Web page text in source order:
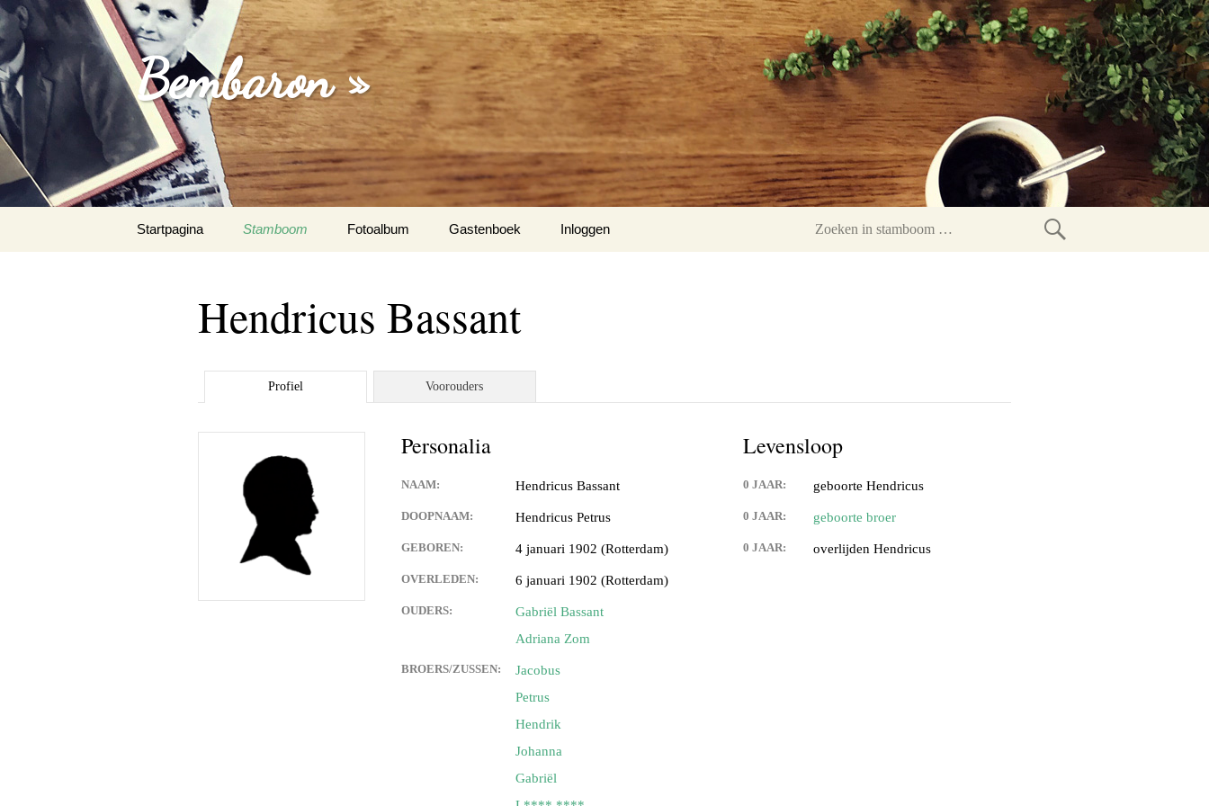
Bembaron »
naar
Startpagina Stamboom Fotoalbum Gastenboek
Inloggen
Zoeken
Hendricus Bassant
Profiel Voorouders
Personalia
NAAM: Hendricus Bassant
DOOPNAAM: Hendricus Petrus
GEBOREN: 4 januari 1902 (Rotterdam)
OVERLEDEN: 6 januari 1902 (Rotterdam)
OUDERS:
Gabriël Bassant
Adriana Zom
BROERS/ZUSSEN:
Jacobus
Petrus
Hendrik
Johanna
Gabriël
Levensloop
0 JAAR: geboorte Hendricus
0 JAAR: geboorte broer
0 JAAR: overlijden Hendricus